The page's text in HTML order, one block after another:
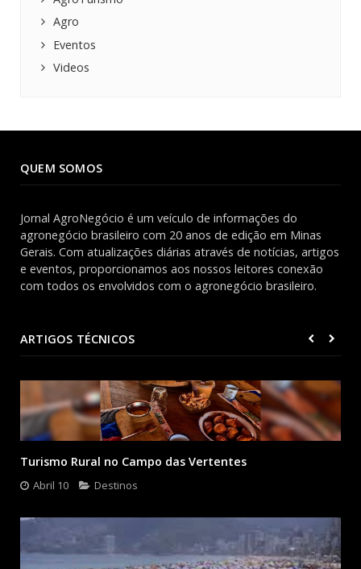
Agro
Eventos
Videos
QUEM SOMOS
Jornal AgroNegócio é um veículo de informações do
agronegócio brasileiro com 20 anos de edição em Minas
Gerais. Com atualizações diárias através de notícias, artigos
e eventos, proporcionamos aos nossos leitores conexão
com todos os envolvidos com o agronegócio brasileiro.
ARTIGOS TÉCNICOS
Turismo Rural no Campo das Vertentes
Abril 10 Destinos